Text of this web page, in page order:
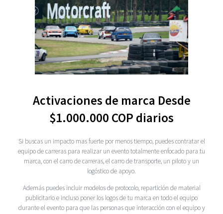
Activaciones de marca Desde
$1.000.000 COP diarios
Si buscas un impacto mas fuerte por menos tiempo, puedes contratar el
equipo de carreras para realizar un evento totalmente enfocado para tu
marca, con el carro de carreras, el carro de transporte, un piloto y un
logó­stico de apoyo.
Además puedes incluir modelos de protocolo, repartición de material
publicitario e incluso poner los logos de tu marca en todo el equipo
durante el evento para que las personas que interacción con el equipo y